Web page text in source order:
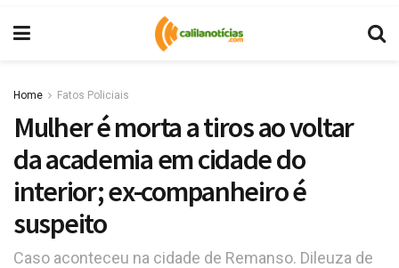
Home Fatos Policiais
Mulher é morta a tiros ao voltar
da academia em cidade do
interior; ex-companheiro é
suspeito
Caso aconteceu na cidade de Remanso. Dileuza de